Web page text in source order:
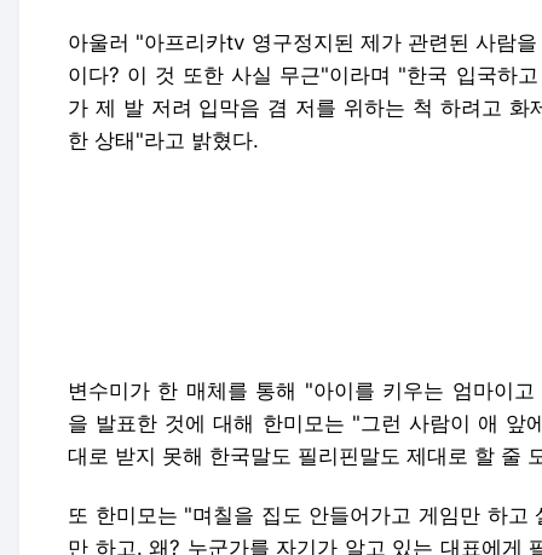
아울러 "아프리카tv 영구정지된 제가 관련된 사람
이다? 이 것 또한 사실 무근"이라며 "한국 입국하
가 제 발 저려 입막음 겸 저를 위하는 척 하려고 화
한 상태"라고 밝혔다.
변수미가 한 매체를 통해 "아이를 키우는 엄마이
을 발표한 것에 대해 한미모는 "그런 사람이 애 앞
대로 받지 못해 한국말도 필리핀말도 제대로 할 줄
또 한미모는 "며칠을 집도 안들어가고 게임만 하
만 하고. 왜? 누군가를 자기가 알고 있는 대표에게